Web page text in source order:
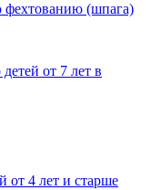
фехтованию (шпага)
от 7 лет в
от 4 лет и старше